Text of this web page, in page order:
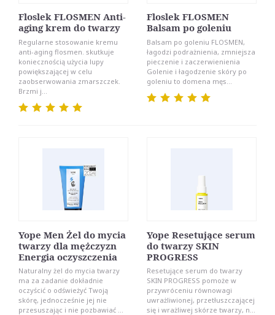
Floslek FLOSMEN Anti-
aging krem do twarzy
Regularne stosowanie kremu
anti-aging flosmen. skutkuje
koniecznością użycia lupy
powiększającej w celu
zaobserwowania zmarszczek.
Brzmi j...
Floslek FLOSMEN
Balsam po goleniu
Balsam po goleniu FLOSMEN,
łagodzi podrażnienia, zmniejsza
pieczenie i zaczerwienienia
Golenie i łagodzenie skóry po
goleniu to domena męs...
Yope Men Żel do mycia
twarzy dla mężczyzn
Energia oczyszczenia
Naturalny żel do mycia twarzy
ma za zadanie dokładnie
oczyścić o odświeżyć Twoją
skórę, jednocześnie jej nie
przesuszając i nie pozbawiać ...
Yope Resetujące serum
do twarzy SKIN
PROGRESS
Resetujące serum do twarzy
SKIN PROGRESS pomoże w
przywróceniu równowagi
uwrażliwionej, przetłuszczającej
się i wrażliwej skórze twarzy, n...